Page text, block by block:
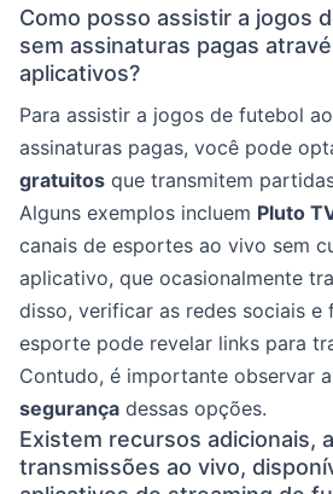
Como posso assistir a jogos
sem assinaturas pagas
aplicativos?
Para assistir a jogos de futebol
assinaturas pagas, você pode
gratuitos que transmitem
Alguns exemplos incluem Pluto
canais de esportes ao vivo sem
aplicativo, que ocasionalmente
disso, verificar as redes sociais e
esporte pode revelar links para
Contudo, é importante observar a
segurança dessas opções.
Existem recursos adicionais,
transmissões ao vivo,